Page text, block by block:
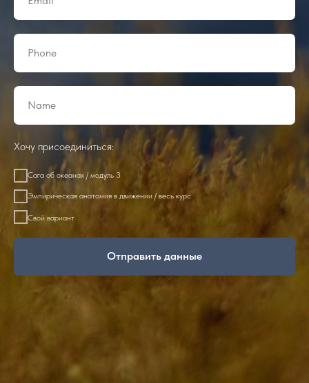
Хочу присоединиться:
Сага об океанах / модуль 3
Эмпирическая анатомия в движении / весь курс
Свой вариант
Отправить данные